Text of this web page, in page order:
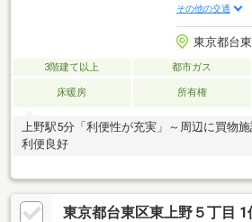
その他の交通
東京都台
3階建て以上 都市ガス
床暖房 所有権
上野駅5分「利便性が充実」～周辺に買物
利便良好
東京都台東区東上野５丁目